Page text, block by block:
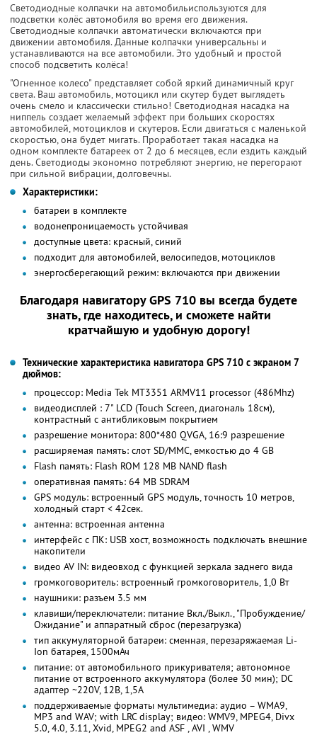
Светодиодные колпачки на автомобильиспользуются для
подсветки колёс автомобиля во время его движения.
Светодиодные колпачки автоматически включаются при
движении автомобиля. Данные колпачки универсальны и
устанавливаются на все автомобили. Это удобный и простой
способ подсветить колёса!
"Огненное колесо" представляет собой яркий динамичный круг
света. Ваш автомобиль, мотоцикл или скутер будет выглядеть
очень смело и классически стильно! Светодиодная насадка на
ниппель создает желаемый эффект при больших скоростях
автомобилей, мотоциклов и скутеров. Если двигаться с маленькой
скоростью, она будет мигать. Проработает такая насадка на
одном комплекте батареек от 2 до 6 месяцев, если ездить каждый
день. Светодиоды экономно потребляют энергию, не перегорают
при сильной вибрации, долговечны.
Характеристики:
батареи в комплекте
водонепроницаемость устойчивая
доступные цвета: красный, синий
подходит для автомобилей, велосипедов, мотоциклов
энергосберегающий режим: включаются при движении
Благодаря навигатору GPS 710 вы всегда будете
знать, где находитесь, и сможете найти
кратчайшую и удобную дорогу!
Технические характеристика навигатора GPS 710 с экраном 7
дюймов:
процессор: Media Tek MT3351 ARMV11 processor (486Mhz)
видеодисплей : 7" LCD (Touch Screen, диагональ 18см),
контрастный с антибликовым покрытием
разрешение монитора: 800*480 QVGA, 16:9 разрешение
расширяемая память: слот SD/MMC, емкостью до 4 GB
Flash память: Flash ROM 128 MB NAND flash
оперативная память: 64 MB SDRAM
GPS модуль: встроенный GPS модуль, точность 10 метров,
холодный старт < 42сек.
антенна: встроенная антенна
интерфейс с ПК: USB хост, возможность подключать внешние
накопители
видео AV IN: видеовход с функцией зеркала заднего вида
громкоговоритель: встроенный громкоговоритель, 1,0 Вт
наушники: разъем 3.5 мм
клавиши/переключатели: питание Вкл./Выкл., "Пробуждение/
Ожидание" и аппаратный сброс (перезагрузка)
тип аккумуляторной батареи: сменная, перезаряжаемая Li-
Ion батарея, 1500мАч
питание: от автомобильного прикуривателя; автономное
питание от встроенного аккумулятора (более 30 мин); DC
адаптер ~220V, 12В, 1,5A
поддерживаемые форматы мультимедиа: аудио – WMA9,
MP3 and WAV; with LRC display; видео: WMV9, MPEG4, Divx
5.0, 4.0, 3.11, Xvid, MPEG2 and ASF , AVI , WMV